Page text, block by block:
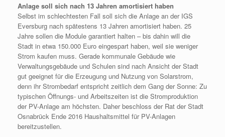
Anlage soll sich nach 13 Jahren amortisiert haben
Selbst im schlechtesten Fall soll sich die Anlage an der IGS
Eversburg nach spätestens 13 Jahren amortisiert haben. 25
Jahre sollen die Module garantiert halten – bis dahin will die
Stadt in etwa 150.000 Euro eingespart haben, weil sie weniger
Strom kaufen muss. Gerade kommunale Gebäude wie
Verwaltungsgebäude und Schulen sind nach Ansicht der Stadt
gut geeignet für die Erzeugung und Nutzung von Solarstrom,
denn ihr Strombedarf entspricht zeitlich dem Gang der Sonne: Zu
typischen Öffnungs- und Arbeitszeiten ist die Stromproduktion
der PV-Anlage am höchsten. Daher beschloss der Rat der Stadt
Osnabrück Ende 2016 Haushaltsmittel für PV-Anlagen
bereitzustellen.